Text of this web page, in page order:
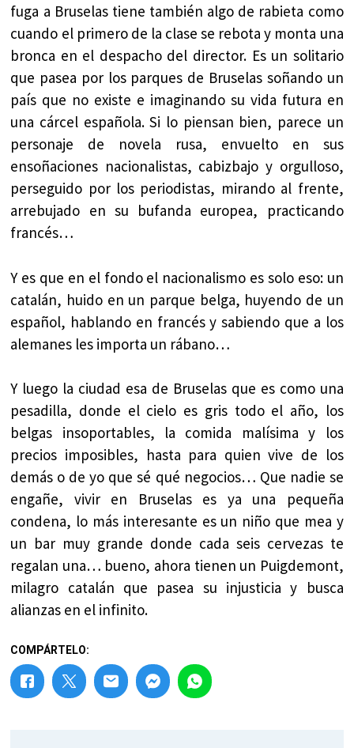
fuga a Bruselas tiene también algo de rabieta como
cuando el primero de la clase se rebota y monta una
bronca en el despacho del director. Es un solitario
que pasea por los parques de Bruselas soñando un
país que no existe e imaginando su vida futura en
una cárcel española. Si lo piensan bien, parece un
personaje de novela rusa, envuelto en sus
ensoñaciones nacionalistas, cabizbajo y orgulloso,
perseguido por los periodistas, mirando al frente,
arrebujado en su bufanda europea, practicando
francés…
Y es que en el fondo el nacionalismo es solo eso: un
catalán, huido en un parque belga, huyendo de un
español, hablando en francés y sabiendo que a los
alemanes les importa un rábano…
Y luego la ciudad esa de Bruselas que es como una
pesadilla, donde el cielo es gris todo el año, los
belgas insoportables, la comida malísima y los
precios imposibles, hasta para quien vive de los
demás o de yo que sé qué negocios… Que nadie se
engañe, vivir en Bruselas es ya una pequeña
condena, lo más interesante es un niño que mea y
un bar muy grande donde cada seis cervezas te
regalan una… bueno, ahora tienen un Puigdemont,
milagro catalán que pasea su injusticia y busca
alianzas en el infinito.
COMPÁRTELO: